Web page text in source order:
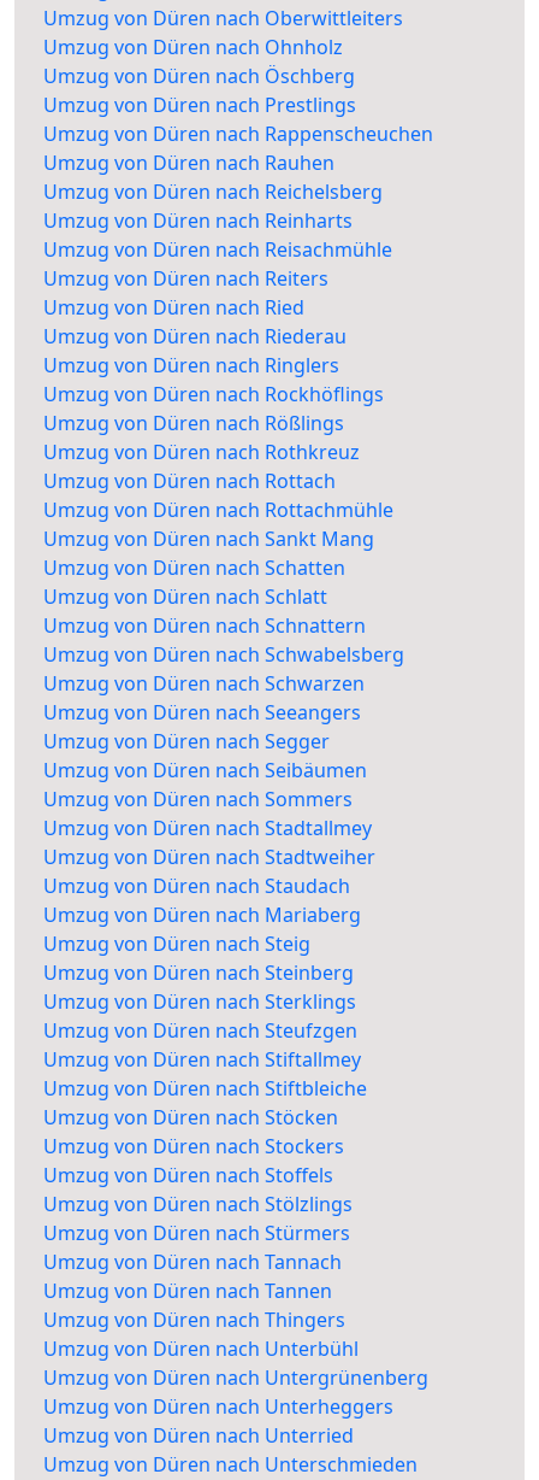
Umzug von Düren nach Oberwittleiters
Umzug von Düren nach Ohnholz
Umzug von Düren nach Öschberg
Umzug von Düren nach Prestlings
Umzug von Düren nach Rappenscheuchen
Umzug von Düren nach Rauhen
Umzug von Düren nach Reichelsberg
Umzug von Düren nach Reinharts
Umzug von Düren nach Reisachmühle
Umzug von Düren nach Reiters
Umzug von Düren nach Ried
Umzug von Düren nach Riederau
Umzug von Düren nach Ringlers
Umzug von Düren nach Rockhöflings
Umzug von Düren nach Rößlings
Umzug von Düren nach Rothkreuz
Umzug von Düren nach Rottach
Umzug von Düren nach Rottachmühle
Umzug von Düren nach Sankt Mang
Umzug von Düren nach Schatten
Umzug von Düren nach Schlatt
Umzug von Düren nach Schnattern
Umzug von Düren nach Schwabelsberg
Umzug von Düren nach Schwarzen
Umzug von Düren nach Seeangers
Umzug von Düren nach Segger
Umzug von Düren nach Seibäumen
Umzug von Düren nach Sommers
Umzug von Düren nach Stadtallmey
Umzug von Düren nach Stadtweiher
Umzug von Düren nach Staudach
Umzug von Düren nach Mariaberg
Umzug von Düren nach Steig
Umzug von Düren nach Steinberg
Umzug von Düren nach Sterklings
Umzug von Düren nach Steufzgen
Umzug von Düren nach Stiftallmey
Umzug von Düren nach Stiftbleiche
Umzug von Düren nach Stöcken
Umzug von Düren nach Stockers
Umzug von Düren nach Stoffels
Umzug von Düren nach Stölzlings
Umzug von Düren nach Stürmers
Umzug von Düren nach Tannach
Umzug von Düren nach Tannen
Umzug von Düren nach Thingers
Umzug von Düren nach Unterbühl
Umzug von Düren nach Untergrünenberg
Umzug von Düren nach Unterheggers
Umzug von Düren nach Unterried
Umzug von Düren nach Unterschmieden